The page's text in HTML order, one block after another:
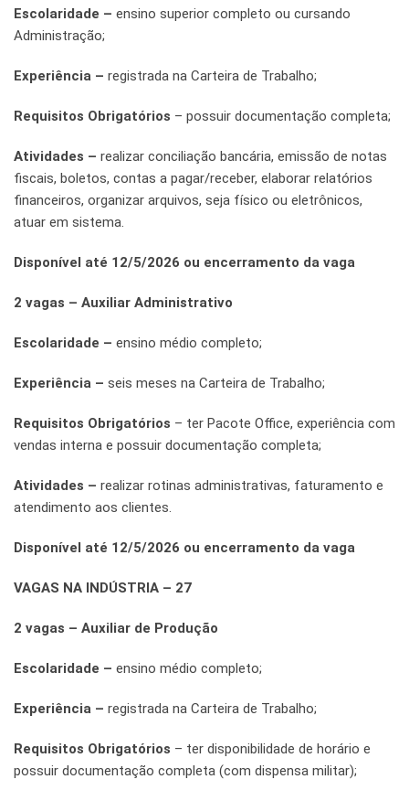
Escolaridade – ensino superior completo ou cursando
Administração;
Experiência – registrada na Carteira de Trabalho;
Requisitos Obrigatórios – possuir documentação completa;
Atividades – realizar conciliação bancária, emissão de notas
fiscais, boletos, contas a pagar/receber, elaborar relatórios
financeiros, organizar arquivos, seja físico ou eletrônicos,
atuar em sistema.
Disponível até 12/5/2026 ou encerramento da vaga
2 vagas – Auxiliar Administrativo
Escolaridade – ensino médio completo;
Experiência – seis meses na Carteira de Trabalho;
Requisitos Obrigatórios – ter Pacote Office, experiência com
vendas interna e possuir documentação completa;
Atividades – realizar rotinas administrativas, faturamento e
atendimento aos clientes.
Disponível até 12/5/2026 ou encerramento da vaga
VAGAS NA INDÚSTRIA – 27
2 vagas – Auxiliar de Produção
Escolaridade – ensino médio completo;
Experiência – registrada na Carteira de Trabalho;
Requisitos Obrigatórios – ter disponibilidade de horário e
possuir documentação completa (com dispensa militar);